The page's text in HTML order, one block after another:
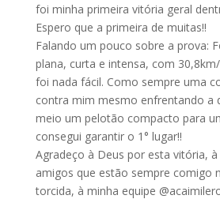
foi minha primeira vitória geral
Espero que a primeira de muitas!!
Falando um pouco sobre a prova:
plana, curta e intensa, com
foi nada fácil. Como sempre uma
contra mim mesmo enfrentando a
meio um pelotão compacto para
consegui garantir o 1° lugar!!
Agradeço à Deus por esta vitória,
amigos que estão sempre comigo
torcida, à minha equipe